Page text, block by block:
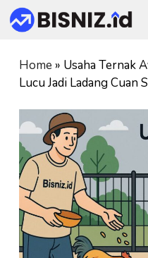
Skip
to
Home » Usaha Ternak
Lucu Jadi Ladang Cuan